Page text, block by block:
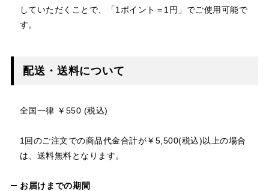
していただくことで、「1ポイント＝1円」でご使用可能で
す。
配送・送料について
全国一律 ￥550 (税込)
1回のご注文での商品代金合計が￥5,500(税込)以上の場合
は、送料無料となります。
お届けまでの期間